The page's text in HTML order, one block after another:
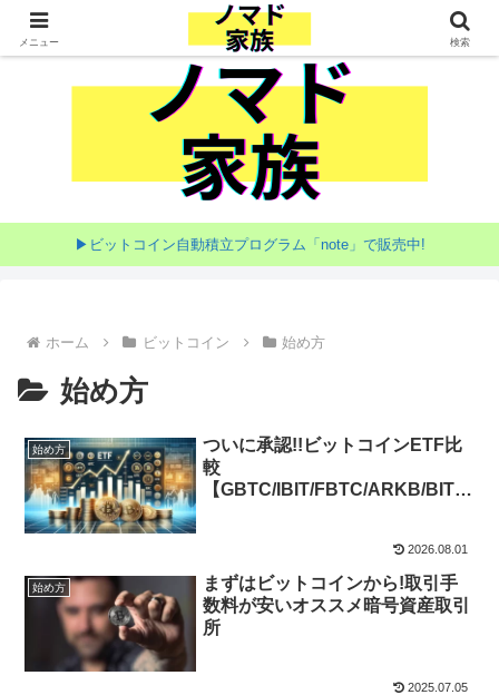
家族で目指す海外移住
▶ビットコイン自動積立プログラム「note」で販売中!
ホーム ビットコイン 始め方
始め方
始め方
ついに承認!!ビットコインETF比
較
【GBTC/IBIT/FBTC/ARKB/BITB/
2026.08.01
始め方
まずはビットコインから!取引手
数料が安いオススメ暗号資産取引
所
2025.07.05
メニュー 検索